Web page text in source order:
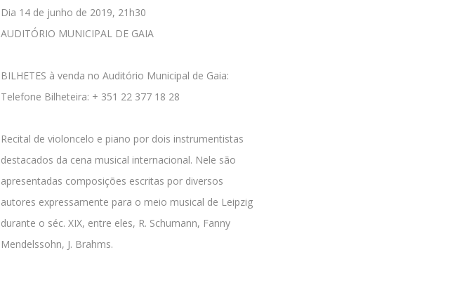
Dia 14 de junho de 2019, 21h30
AUDITÓRIO MUNICIPAL DE GAIA
BILHETES à venda no Auditório Municipal de Gaia:
Telefone Bilheteira: + 351 22 377 18 28
Recital de violoncelo e piano por dois instrumentistas
destacados da cena musical internacional. Nele são
apresentadas composições escritas por diversos
autores expressamente para o meio musical de Leipzig
durante o séc. XIX, entre eles, R. Schumann, Fanny
Mendelssohn, J. Brahms.